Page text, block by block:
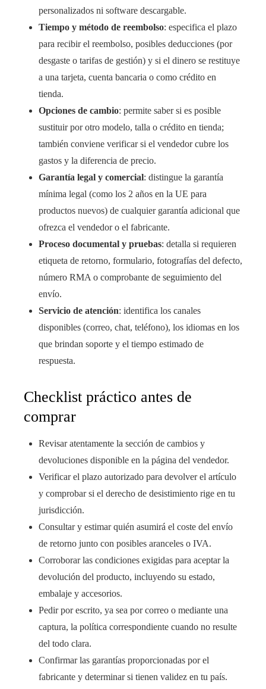
personalizados ni software descargable.
Tiempo y método de reembolso: especifica el plazo
para recibir el reembolso, posibles deducciones (por
desgaste o tarifas de gestión) y si el dinero se restituye
a una tarjeta, cuenta bancaria o como crédito en
tienda.
Opciones de cambio: permite saber si es posible
sustituir por otro modelo, talla o crédito en tienda;
también conviene verificar si el vendedor cubre los
gastos y la diferencia de precio.
Garantía legal y comercial: distingue la garantía
mínima legal (como los 2 años en la UE para
productos nuevos) de cualquier garantía adicional que
ofrezca el vendedor o el fabricante.
Proceso documental y pruebas: detalla si requieren
etiqueta de retorno, formulario, fotografías del defecto,
número RMA o comprobante de seguimiento del
envío.
Servicio de atención: identifica los canales
disponibles (correo, chat, teléfono), los idiomas en los
que brindan soporte y el tiempo estimado de
respuesta.
Checklist práctico antes de
comprar
Revisar atentamente la sección de cambios y
devoluciones disponible en la página del vendedor.
Verificar el plazo autorizado para devolver el artículo
y comprobar si el derecho de desistimiento rige en tu
jurisdicción.
Consultar y estimar quién asumirá el coste del envío
de retorno junto con posibles aranceles o IVA.
Corroborar las condiciones exigidas para aceptar la
devolución del producto, incluyendo su estado,
embalaje y accesorios.
Pedir por escrito, ya sea por correo o mediante una
captura, la política correspondiente cuando no resulte
del todo clara.
Confirmar las garantías proporcionadas por el
fabricante y determinar si tienen validez en tu país.